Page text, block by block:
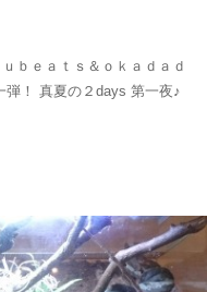
ｂｅａｔｓ＆ｏｋａｄａｄ
！ 真夏の２days 第一夜♪